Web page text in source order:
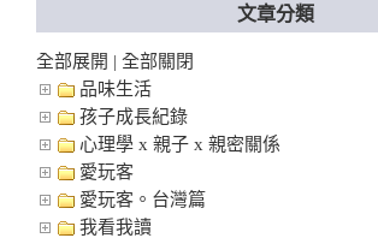
文章分類
全部展開 | 全部關閉
品味生活
孩子成長紀錄
心理學 x 親子 x 親密關係
愛玩客
愛玩客。台灣篇
我看我讀